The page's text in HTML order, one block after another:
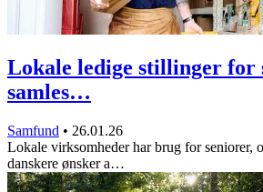
Lokale ledige stillinger for
samles…
Samfund • 26.01.26
Lokale virksomheder har brug for seniorer,
danskere ønsker a…